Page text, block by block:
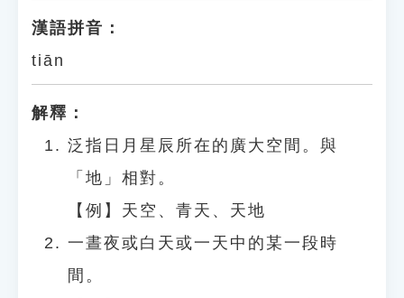
漢語拼音：
tiān
解釋：
泛指日月星辰所在的廣大空間。與
「地」相對。
【例】天空、青天、天地
一晝夜或白天或一天中的某一段時
間。